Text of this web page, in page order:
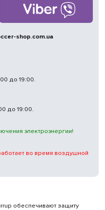
обеспечивают защиту
shop.com.ua
до 19:00.
до 19:00.
электроэнергии!
во время воздушной